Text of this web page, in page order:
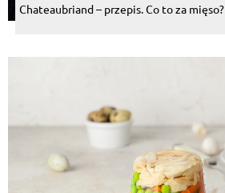
Chateaubriand – przepis. Co to za mięso?